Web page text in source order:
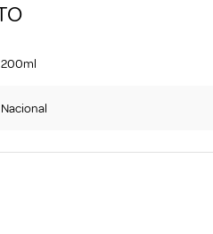
200ml
Nacional